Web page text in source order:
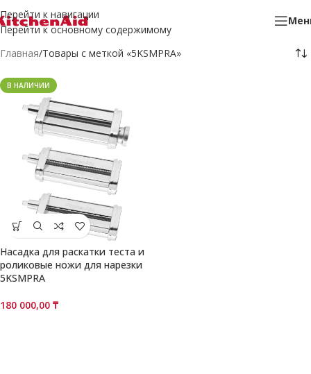
Перейти к навигации
Перейти к основному содержимому
Главная Товары с меткой «5KSMPRA»
В НАЛИЧИИ
Насадка для раскатки теста и
роликовые ножи для нарезки
5KSMPRA
180 000,00 ₸